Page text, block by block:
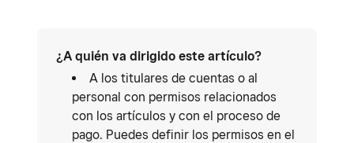
¿A quién va dirigido este artículo?
A los titulares de cuentas o al
personal con permisos relacionados
con los artículos y con el proceso de
pago. Puedes definir los permisos en el